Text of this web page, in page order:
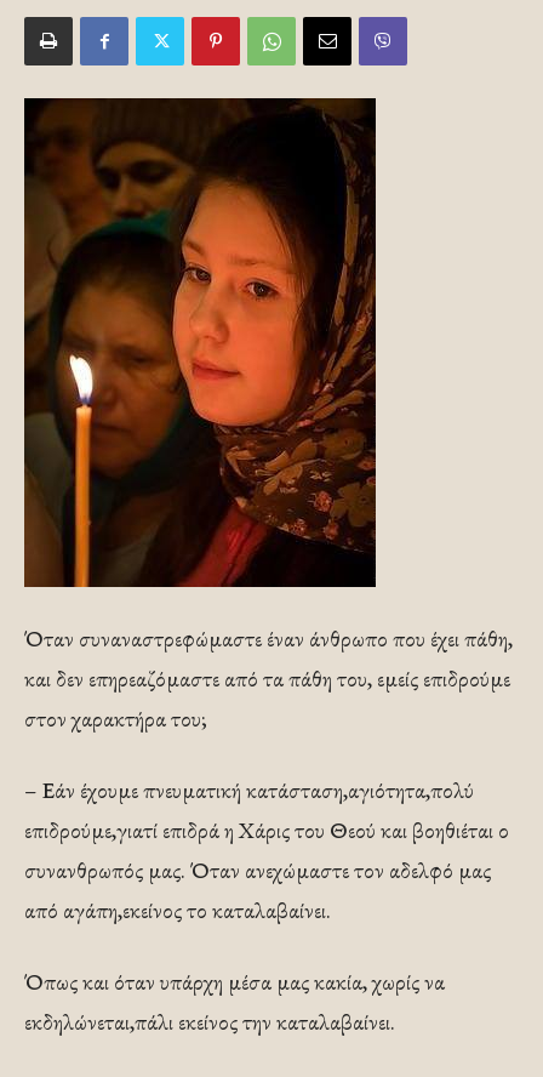
Όταν συναναστρεφώμαστε έναν άνθρωπο που έχει πάθη,
και δεν επηρεαζόμαστε από τα πάθη του, εμείς επιδρούμε
στον χαρακτήρα του;
– Εάν έχουμε πνευματική κατάσταση,αγιότητα,πολύ
επιδρούμε,γιατί επιδρά η Χάρις του Θεού και βοηθιέται ο
συνανθρωπός μας. Όταν ανεχώμαστε τον αδελφό μας
από αγάπη,εκείνος το καταλαβαίνει.
Όπως και όταν υπάρχη μέσα μας κακία, χωρίς να
εκδηλώνεται,πάλι εκείνος την καταλαβαίνει.